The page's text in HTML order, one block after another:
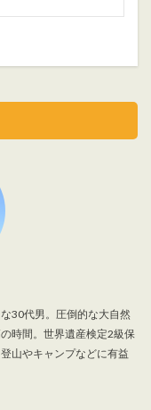
30代男。圧倒的な大自然
時間。世界遺産検定2級保
山やキャンプなどに有益